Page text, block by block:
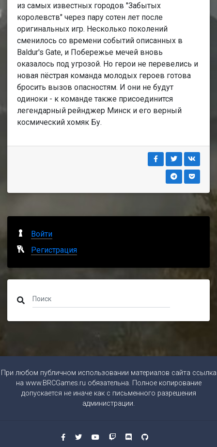
из самых известных городов "Забытых
королевств" через пару сотен лет после
оригинальных игр. Несколько поколений
сменилось со времени событий описанных в
Baldur's Gate, и Побережье мечей вновь
оказалось под угрозой. Но герои не перевелись и
новая пёстрая команда молодых героев готова
бросить вызов опасностям. И они не будут
одиноки - к команде также присоединится
легендарный рейнджер Минск и его верный
космический хомяк Бу.
Войти
Регистрация
При любом публичном использовании материалов сайта ссылка
на www.BRCGames.ru обязательна. Полное копирование
допускается не иначе как с письменного разрешения
администрации.